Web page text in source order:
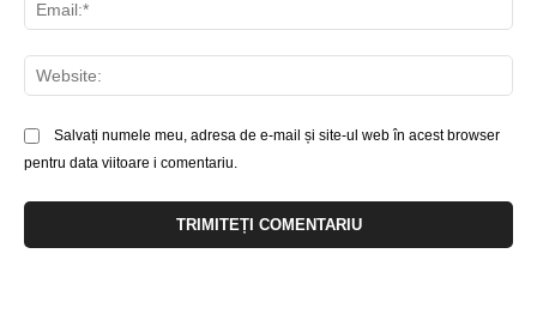
Salvați numele meu, adresa de e-mail și site-ul web în acest browser
pentru data viitoare i comentariu.